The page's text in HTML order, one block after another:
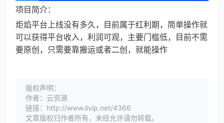
项目简介：
炬焰平台上线没有多久，目前属于红利期，简单操作就
可以获得平台收入，利润可观，主要门槛低，目前不需
要原创，只需要靠搬运或者二创，就能操作
版权声明：
作者：云资源
链接：http://www.livip.net/4366
文章版权归作者所有，未经允许请勿转载。